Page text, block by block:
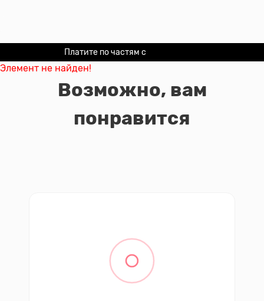
Платите по частям с
Элемент не найден!
Возможно, вам
понравится